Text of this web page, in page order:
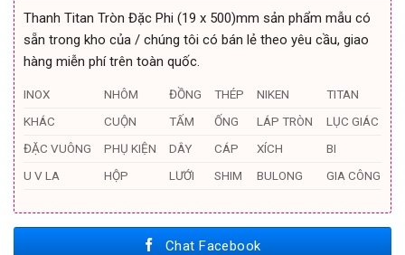
Thanh Titan Tròn Đặc Phi (19 x 500)mm sản phẩm mẫu có
sẵn trong kho của / chúng tôi có bán lẻ theo yêu cầu, giao
hàng miễn phí trên toàn quốc.
INOX NHÔM ĐỒNG THÉP NIKEN
TITAN
KHÁC
CUỘN TẤM ỐNG LÁP TRÒN
LỤC GIÁC
ĐẶC VUÔNG
PHỤ KIỆN DÂY CÁP XÍCH
BI
U V LA
HỘP LƯỚI SHIM BULONG GIA CÔNG
Chat Facebook